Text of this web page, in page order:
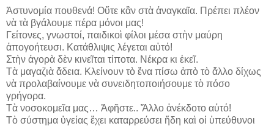
Ἀστυνομία πουθενά! Οὔτε κἂν στὰ ἀναγκαῖα. Πρέπει πλέον
νὰ τὰ βγάλουμε πέρα μόνοι μας!
Γείτονες, γνωστοί, παιδικοὶ φίλοι μέσα στὴν μαύρη
ἀπογοήτευσι. Κατάθλιψις λέγεται αὐτό!
Στὴν ἀγορὰ δὲν κινεῖται τίποτα. Νέκρα κι ἐκεῖ.
Τὰ μαγαζιὰ ἄδεια. Κλείνουν τὸ ἔνα πίσω ἀπὸ τὸ ἄλλο δίχως
νὰ προλαβαίνουμε νὰ συνειδητοποιήσουμε τὸ πόσο
γρήγορα.
Τὰ νοσοκομεῖα μας… Ἀφῆστε.. Ἄλλο ἀνέκδοτο αὐτό!
Τὸ σύστημα ὑγείας ἔχει καταρρεύσει ἤδη καὶ οἱ ὑπεύθυνοι